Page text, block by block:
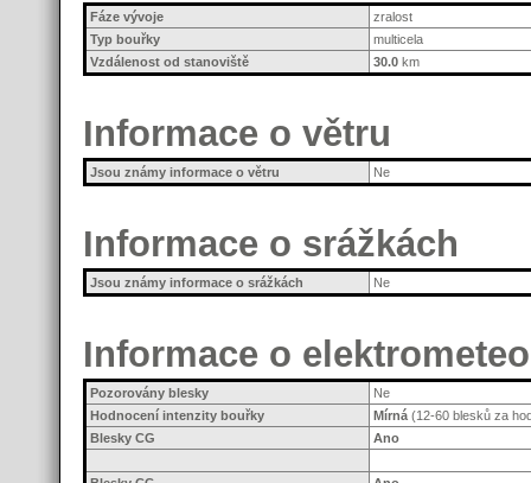
Fáze vývoje
zralost
Typ bouřky
multicela
Vzdálenost od stanoviště
30.0 km
Informace o větru
Jsou známy informace o větru Ne
Informace o srážkách
Jsou známy informace o srážkách Ne
Informace o
Pozorovány blesky
Ne
Hodnocení intenzity bouřky
Mírná (12-60 blesků za
Blesky CG
Ano